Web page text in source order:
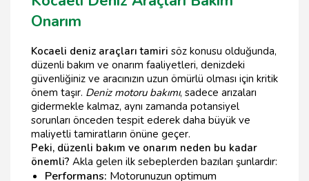
Onarım
Kocaeli deniz araçları tamiri söz konusu olduğunda,
düzenli bakım ve onarım faaliyetleri, denizdeki
güvenliğiniz ve aracınızın uzun ömürlü olması için kritik
önem taşır. Deniz motoru bakımı, sadece arızaları
gidermekle kalmaz, aynı zamanda potansiyel
sorunları önceden tespit ederek daha büyük ve
maliyetli tamiratların önüne geçer.
Peki, düzenli bakım ve onarım neden bu kadar
önemli? Akla gelen ilk sebeplerden bazıları şunlardır:
Performans: Motorunuzun optimum